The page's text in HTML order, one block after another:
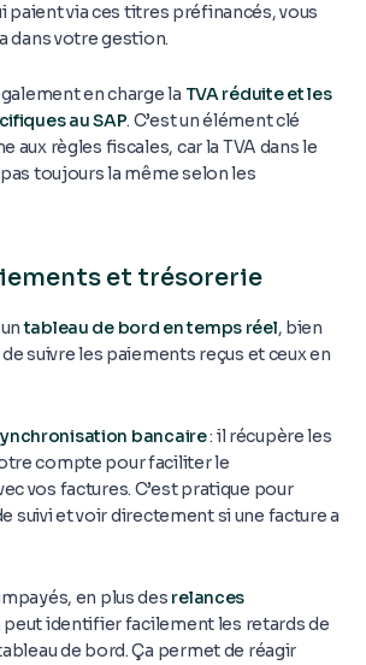
paient via ces titres préfinancés, vous
dans votre gestion.
en charge la TVA réduite et les
au SAP. C’est un élément clé
aux règles fiscales, car la TVA dans le
toujours la même selon les
et trésorerie
tableau de bord en temps réel, bien
suivre les paiements reçus et ceux en
bancaire: il récupère les
compte pour faciliter le
vos factures. C’est pratique pour
suivi et voir directement si une facture a
en plus des relances
peut identifier facilement les retards de
de bord. Ça permet de réagir